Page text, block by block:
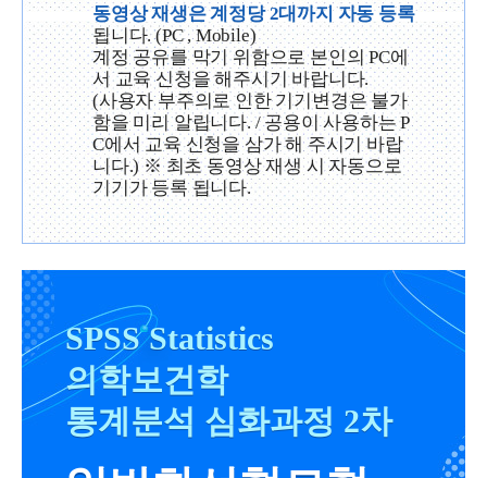
동영상 재생은 계정당 2대까지 자동 등록
됩니다. (PC , Mobile)
계정 공유를 막기 위함으로 본인의 PC에
서 교육 신청을 해주시기 바랍니다.
(사용자 부주의로 인한 기기변경은 불가
함을 미리 알립니다. / 공용이 사용하는 P
C에서 교육 신청을 삼가 해 주시기 바랍
니다.) ※ 최초 동영상 재생 시 자동으로
기기가 등록 됩니다.
SPSS Statistics
의학보건학
통계분석 심화과정 2차